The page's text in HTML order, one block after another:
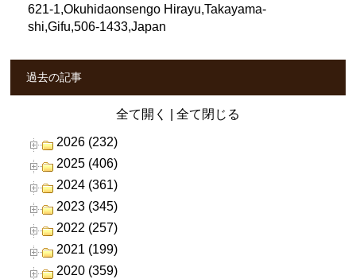
621-1,Okuhidaonsengo Hirayu,Takayama-
shi,Gifu,506-1433,Japan
過去の記事
全て開く 全て閉じる
2026 (232)
2025 (406)
2024 (361)
2023 (345)
2022 (257)
2021 (199)
2020 (359)